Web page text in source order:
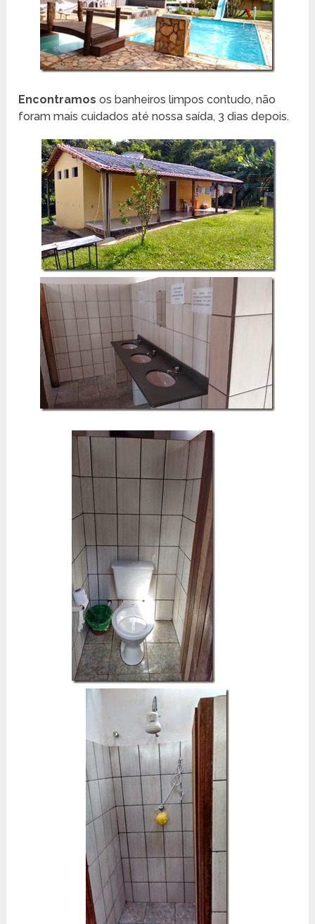
Encontramos os banheiros limpos contudo, não
foram mais cuidados até nossa saída, 3 dias depois.